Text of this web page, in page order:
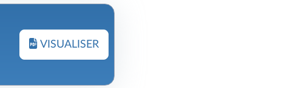
VISUALISER